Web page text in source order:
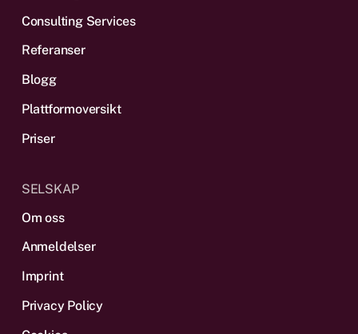
Consulting Services
Referanser
Blogg
Plattform­oversikt
Priser
SELSKAP
Om oss
Anmeldelser
Imprint
Privacy Policy